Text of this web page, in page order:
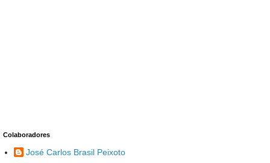
Colaboradores
José Carlos Brasil Peixoto